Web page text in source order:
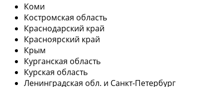
Коми
Костромская область
Краснодарский край
Красноярский край
Крым
Курганская область
Курская область
Ленинградская обл. и Санкт-Петербург